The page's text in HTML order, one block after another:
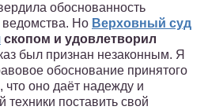
обоснованность
ведомства. Но Верховный суд
скопом и удовлетворил
был признан незаконным. Я
обоснование принятого
оно даёт надежду и
техники поставить свой